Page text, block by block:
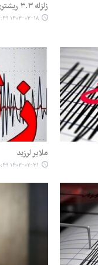
زلزله ۳.۳ ریشتری خواف را لرزاند
۱۴۰۳-۰۳-۱۸ ۱۴:۴۹
ملایر لرزید
۱۴۰۳-۰۲-۳۱ ۱۰:۴۹